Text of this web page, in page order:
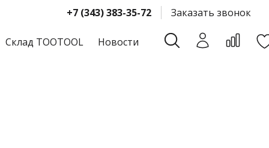
+7 (343) 383-35-72 Заказать звонок
Склад TOOTOOL Новости